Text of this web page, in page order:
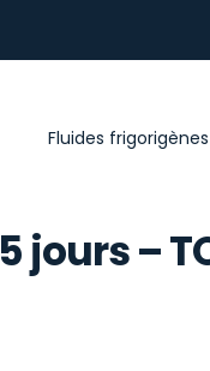
Fluides frigorigènes
–